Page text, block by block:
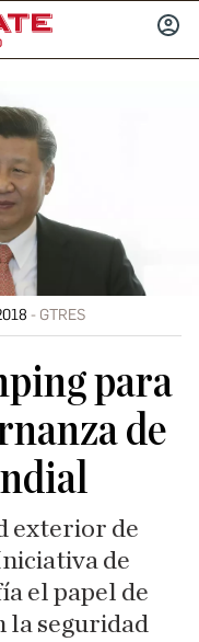
GTRES
para
de
exterior de
de
el papel de
la seguridad